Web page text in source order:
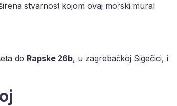
stvarnost kojom ovaj morski mural
do Rapske 26b, u zagrebačkoj Sigečici, i